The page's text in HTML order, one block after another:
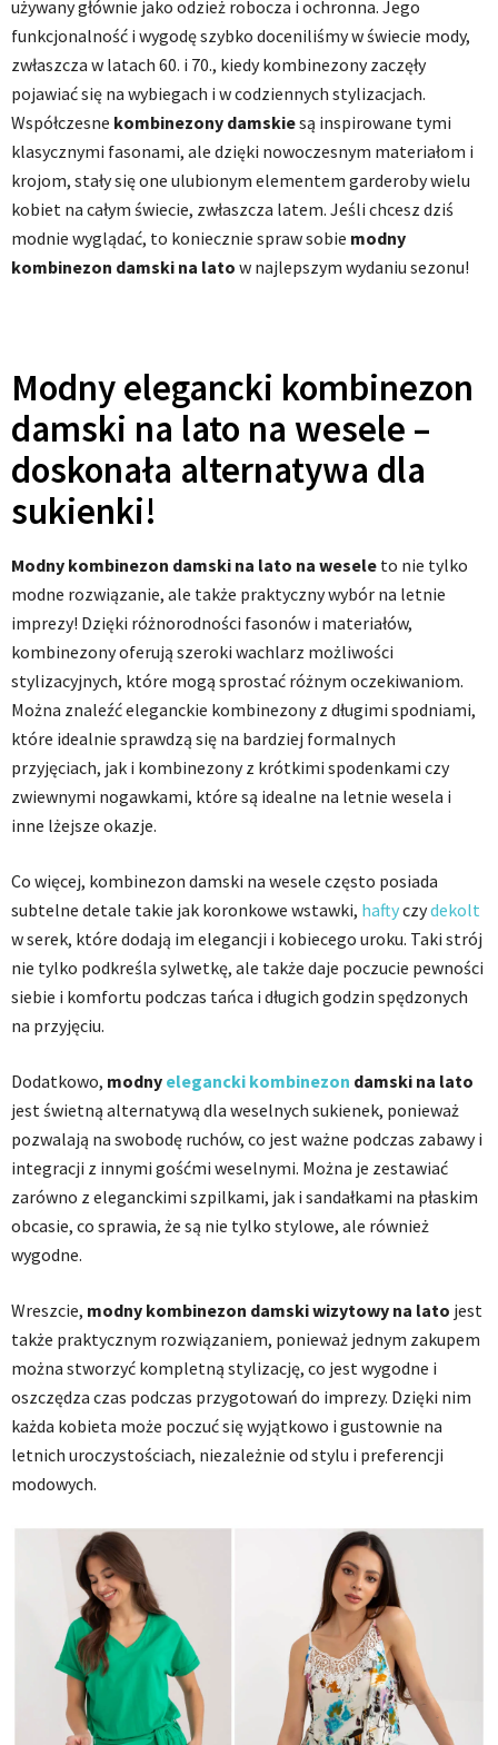
używany głównie jako odzież robocza i ochronna. Jego
funkcjonalność i wygodę szybko doceniliśmy w świecie mody,
zwłaszcza w latach 60. i 70., kiedy kombinezony zaczęły
pojawiać się na wybiegach i w codziennych stylizacjach.
Współczesne kombinezony damskiesą inspirowane tymi
klasycznymi fasonami, ale dzięki nowoczesnym materiałom i
krojom, stały się one ulubionym elementem garderoby wielu
kobiet na całym świecie, zwłaszcza latem. Jeśli chcesz dziś
modnie wyglądać, to koniecznie spraw sobie modny
kombinezon damski na lato w najlepszym wydaniu sezonu!
Modny elegancki kombinezon
damski na lato na wesele –
doskonała alternatywa dla
sukienki!
Modny kombinezon damski na lato na wesele to nie tylko
modne rozwiązanie, ale także praktyczny wybór na letnie
imprezy! Dzięki różnorodności fasonów i materiałów,
kombinezony oferują szeroki wachlarz możliwości
stylizacyjnych, które mogą sprostać różnym oczekiwaniom.
Można znaleźć eleganckie kombinezony z długimi spodniami,
które idealnie sprawdzą się na bardziej formalnych
przyjęciach, jak i kombinezony z krótkimi spodenkami czy
zwiewnymi nogawkami, które są idealne na letnie wesela i
inne lżejsze okazje.
Co więcej, kombinezon damski na wesele często posiada
subtelne detale takie jak koronkowe wstawki, haftyczydekolt
w serek, które dodają im elegancji i kobiecego uroku. Taki strój
nie tylko podkreśla sylwetkę, ale także daje poczucie pewności
siebie i komfortu podczas tańca i długich godzin spędzonych
na przyjęciu.
Dodatkowo, modny elegancki kombinezon damski na lato
jest świetną alternatywą dla weselnych sukienek, ponieważ
pozwalają na swobodę ruchów, co jest ważne podczas zabawy i
integracji z innymi gośćmi weselnymi. Można je zestawiać
zarówno z eleganckimi szpilkami, jak i sandałkami na płaskim
obcasie, co sprawia, że są nie tylko stylowe, ale również
wygodne.
Wreszcie, modny kombinezon damski wizytowy na lato jest
także praktycznym rozwiązaniem, ponieważ jednym zakupem
można stworzyć kompletną stylizację, co jest wygodne i
oszczędza czas podczas przygotowań do imprezy. Dzięki nim
każda kobieta może poczuć się wyjątkowo i gustownie na
letnich uroczystościach, niezależnie od stylu i preferencji
modowych.